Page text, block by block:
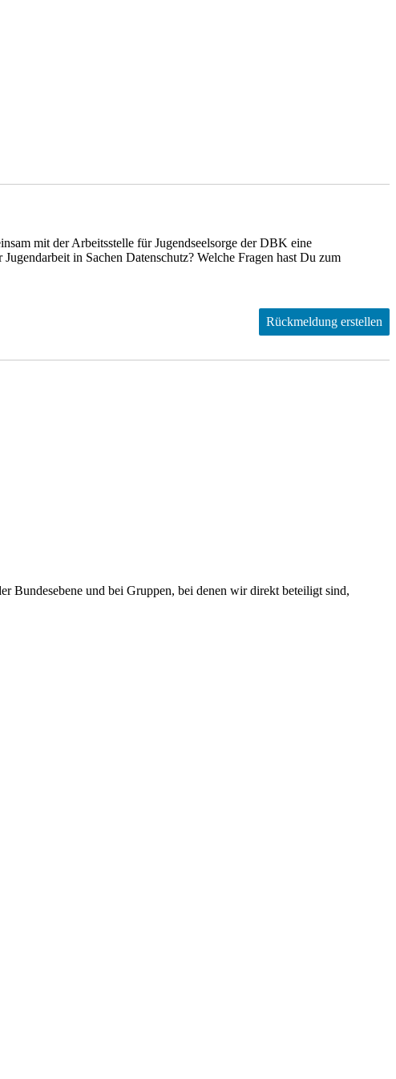
mit der Arbeitsstelle für Jugendseelsorge der DBK eine
in Sachen Datenschutz? Welche Fragen hast Du zum
Rückmeldung erstellen
Bundesebene und bei Gruppen, bei denen wir direkt beteiligt sind,